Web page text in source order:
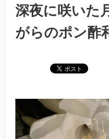
深夜に咲いた
がらのポン酢